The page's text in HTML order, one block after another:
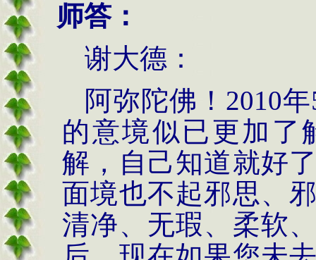
师答：
谢大德：
阿弥陀佛！ 2010年
的意境似已更加了
解，自己知道就好
面境也不起邪思、
清净、无瑕、柔软